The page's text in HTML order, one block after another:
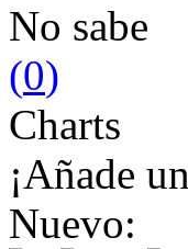
No sabe
(0)
Charts
¡Añade
Nuevo: